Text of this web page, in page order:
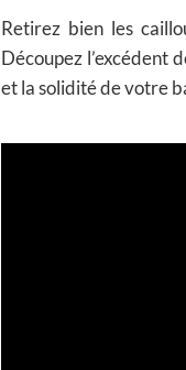
Retirez bien les
Découpez l’excédent
et la solidité de votre